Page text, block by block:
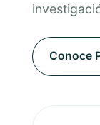
Conoce